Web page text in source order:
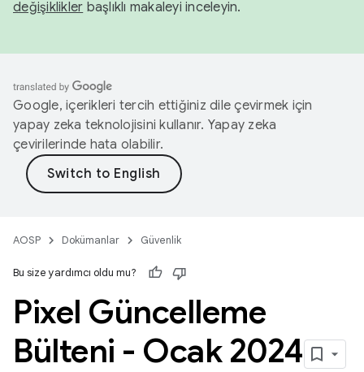
değişiklikler başlıklı makaleyi inceleyin.
Google, içerikleri tercih ettiğiniz dile çevirmek için
yapay zeka teknolojisini kullanır. Yapay zeka
çevirilerinde hata olabilir.
AOSP Dokümanlar Güvenlik
Bu size yardımcı oldu mu?
Pixel Güncelleme
Bülteni - Ocak 2024